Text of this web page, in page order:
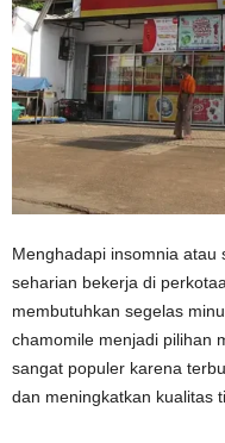
Menghadapi insomnia atau
seharian bekerja di
membutuhkan segelas
chamomile menjadi pilihan
sangat populer karena
dan meningkatkan kualitas